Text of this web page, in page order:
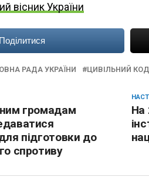
вісник України
Поділитися
РАДА УКРАЇНИ ЦИВІЛЬНИЙ
На
громадам
підготовки до
спротиву